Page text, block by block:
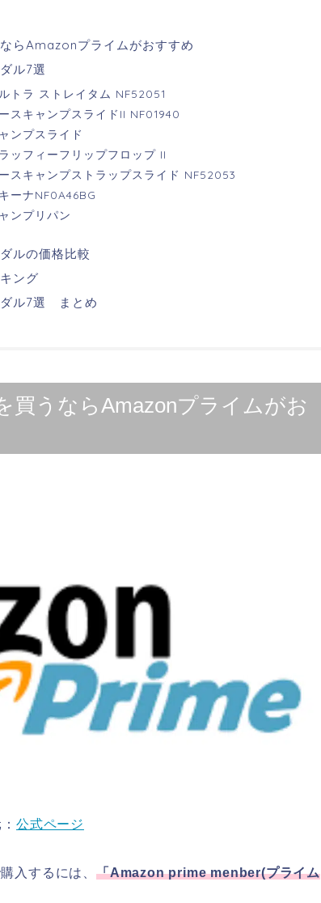
らAmazonプライムがおすすめ
ル7選
トラ ストレイタム NF52051
スキャンプスライドII NF01940
ンプスライド
ッフィーフリップフロップ II
スキャンプストラップスライド NF52053
ーナNF0A46BG
ンプリパン
ルの価格比較
ング
ダル7選 まとめ
買うならAmazonプライムがお
公式ページ
入するには、 「Amazon prime menber(プライム